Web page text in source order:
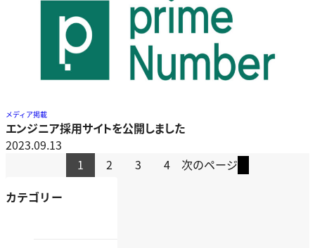
メディア掲載
エンジニア採用サイトを公開しました
2023.09.13
1
2 3 4
次のページ
カテゴリー